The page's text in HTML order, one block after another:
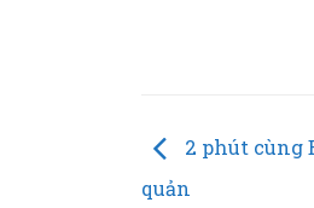
2 phút cùng
quản